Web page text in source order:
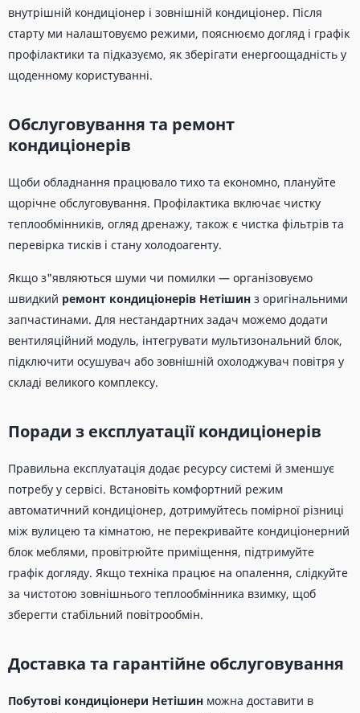
внутрішній кондиціонер і зовнішній кондиціонер. Після
старту ми налаштовуємо режими, пояснюємо догляд і графік
профілактики та підказуємо, як зберігати енергоощадність у
щоденному користуванні.
Обслуговування та ремонт
кондиціонерів
Щоби обладнання працювало тихо та економно, плануйте
щорічне обслуговування. Профілактика включає чистку
теплообмінників, огляд дренажу, також є чистка фільтрів та
перевірка тисків і стану холодоагенту.
Якщо з"являються шуми чи помилки — організовуємо
швидкий ремонт кондиціонерів Нетішин з оригінальними
запчастинами. Для нестандартних задач можемо додати
вентиляційний модуль, інтегрувати мультизональний блок,
підключити осушувач або зовнішній охолоджувач повітря у
складі великого комплексу.
Поради з експлуатації кондиціонерів
Правильна експлуатація додає ресурсу системі й зменшує
потребу у сервісі. Встановіть комфортний режим
автоматичний кондиціонер, дотримуйтесь помірної різниці
між вулицею та кімнатою, не перекривайте кондиціонерний
блок меблями, провітрюйте приміщення, підтримуйте
графік догляду. Якщо техніка працює на опалення, слідкуйте
за чистотою зовнішнього теплообмінника взимку, щоб
зберегти стабільний повітрообмін.
Доставка та гарантійне обслуговування
Побутові кондиціонери Нетішин можна доставити в